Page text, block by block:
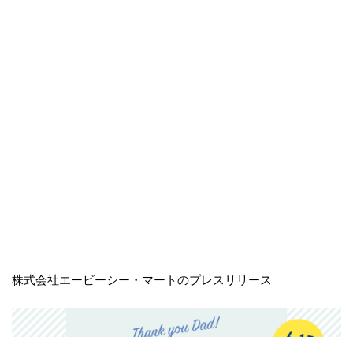
株式会社エービーシー・マートのプレスリリース